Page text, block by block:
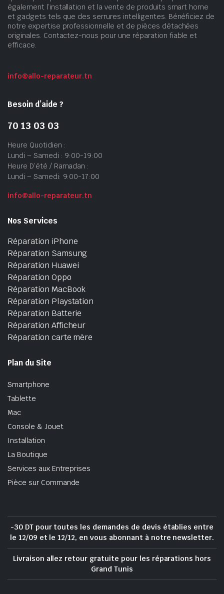
également l’installation et la vente de produits smart home
et gadgets tels que des serrures intelligentes. Bénéficiez de
notre expertise professionnelle et de pièces détachées
originales. Contactez-nous pour une réparation fiable et
efficace.
info@allo-reparateur.tn
Besoin d’aide ?
70 13 03 03
Heure Quotidien :
Lundi – Samedi : 9:00-19:00
Heure D’été / Ramadan :
Lundi – Samedi: 9:00-17:00
info@allo-reparateur.tn
Nos Services
Réparation iPhone
Réparation Samsung
Réparation Huawei
Réparation Oppo
Réparation MacBook
Réparation Playstation
Réparation Batterie
Réparation Afficheur
Réparation carte mère
Plan du Site
Smartphone
Tablette
Mac
Console & Jouet
Installation
La Boutique
Services aux Entreprises
Pièce sur Commande
-30 DT pour toutes les demandes de devis établies entre
le 12/09 et le 12/12, en vous abonnant à notre newsletter.
Livraison allez retour gratuite pour les réparations hors
Grand Tunis